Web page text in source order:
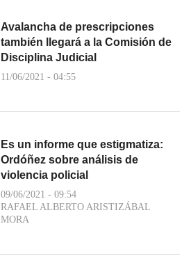
Avalancha de prescripciones
también llegará a la Comisión de
Disciplina Judicial
11/06/2021 - 04:55
Es un informe que estigmatiza:
Ordóñez sobre análisis de
violencia policial
09/06/2021 - 09:54
RAFAEL ALBERTO ARISTIZÁBAL
MORA